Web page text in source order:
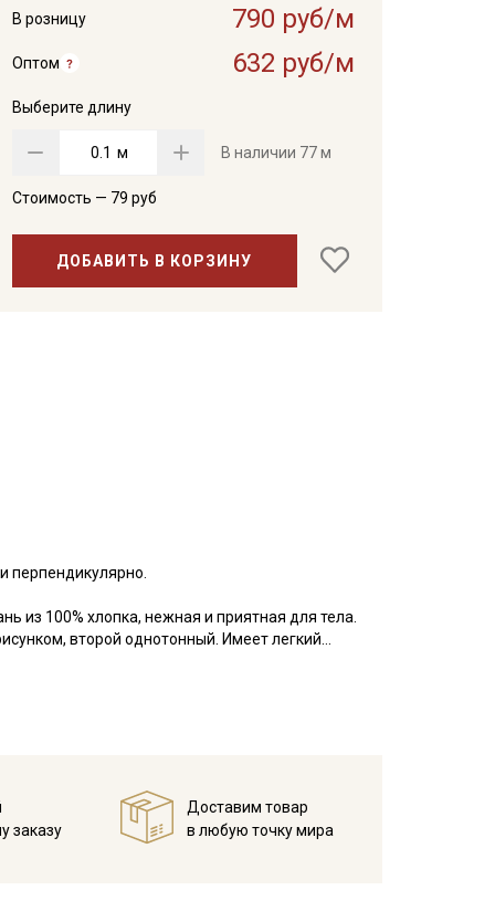
В розницу 790 руб/м
Оптом 632 руб/м
Выберите длину
м В наличии 77 м
Стоимость — 79 руб
ДОБАВИТЬ В КОРЗИНУ
перпендикулярно.
из 100% хлопка, нежная и приятная для тела.
второй однотонный. Имеет легкий
внутри прошиты тонкой нитью в шахматном
температуре дальнейших стирок, не выше 40C
заказу
Доставим товар
в любую точку мира